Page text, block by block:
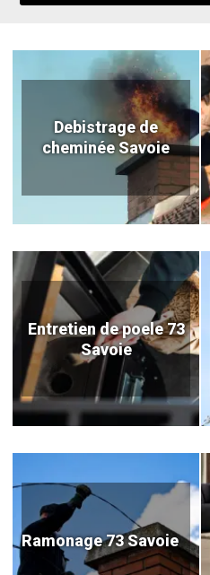
Debistrage de
cheminée Savoie
Entretien de poele 73
Savoie
Ramonage 73 Savoie